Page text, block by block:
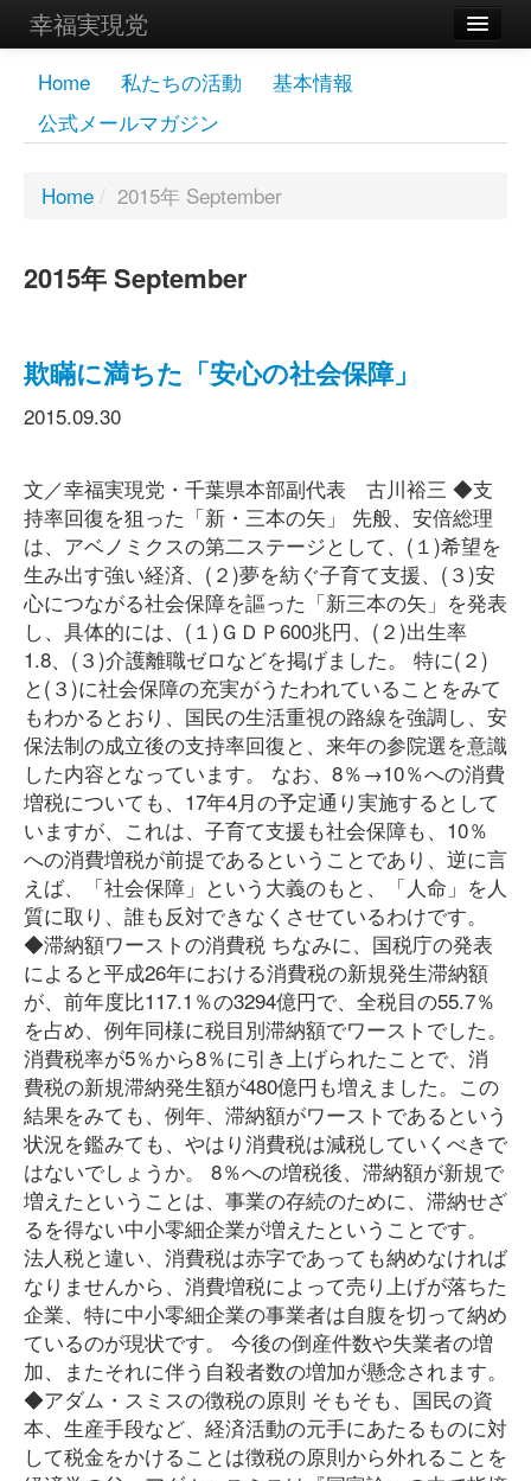
幸福実現党
メンバーズページ
党員
幸福の科学グループ
Home 私たちの活動
基本情報
公式メールマガジン
Home / 2015年 September
2015年 September
欺瞞に満ちた「安心の社会保障」
2015.09.30
文／幸福実現党・千葉県本部副代表 古川裕三 ◆支
持率回復を狙った「新・三本の矢」 先般、安倍総理
は、アベノミクスの第二ステージとして、(１)希望を
生み出す強い経済、(２)夢を紡ぐ子育て支援、(３)安
心につながる社会保障を謳った「新三本の矢」を発表
し、具体的には、(１)ＧＤＰ600兆円、(２)出生率
1.8、(３)介護離職ゼロなどを掲げました。 特に(２)
と(３)に社会保障の充実がうたわれていることをみて
もわかるとおり、国民の生活重視の路線を強調し、安
保法制の成立後の支持率回復と、来年の参院選を意識
した内容となっています。 なお、8％→10％への消費
増税についても、17年4月の予定通り実施するとして
いますが、これは、子育て支援も社会保障も、10％
への消費増税が前提であるということであり、逆に言
えば、「社会保障」という大義のもと、「人命」を人
質に取り、誰も反対できなくさせているわけです。
◆滞納額ワーストの消費税 ちなみに、国税庁の発表
によると平成26年における消費税の新規発生滞納額
が、前年度比117.1％の3294億円で、全税目の55.7％
を占め、例年同様に税目別滞納額でワーストでした。
消費税率が5％から8％に引き上げられたことで、消
費税の新規滞納発生額が480億円も増えました。この
結果をみても、例年、滞納額がワーストであるという
状況を鑑みても、やはり消費税は減税していくべきで
はないでしょうか。 8％への増税後、滞納額が新規で
増えたということは、事業の存続のために、滞納せざ
るを得ない中小零細企業が増えたということです。
法人税と違い、消費税は赤字であっても納めなければ
なりませんから、消費増税によって売り上げが落ちた
企業、特に中小零細企業の事業者は自腹を切って納め
ているのが現状です。 今後の倒産件数や失業者の増
加、またそれに伴う自殺者数の増加が懸念されます。
◆アダム・スミスの徴税の原則 そもそも、国民の資
本、生産手段など、経済活動の元手にあたるものに対
して税金をかけることは徴税の原則から外れることを